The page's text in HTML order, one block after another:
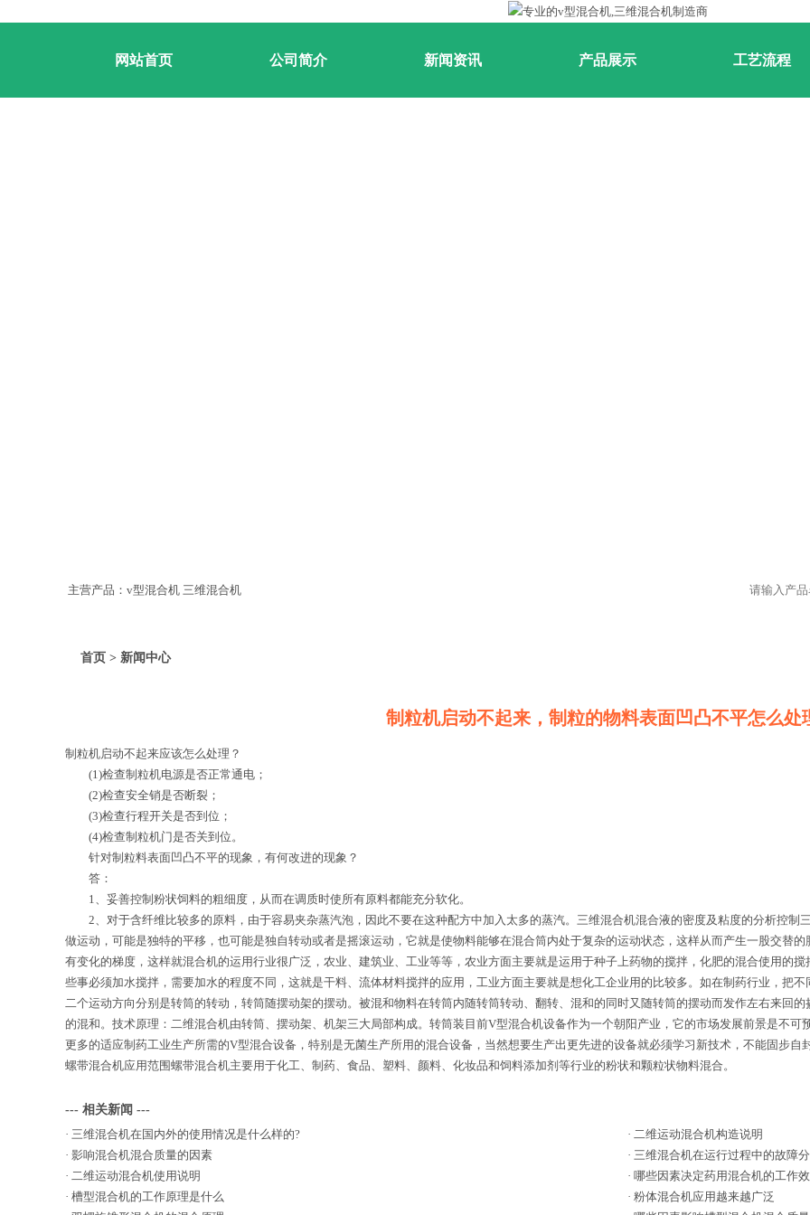
网站首页 公司简介 新闻资讯 产品展示 工艺流程
主营产品：v型混合机 三维混合机
首页 > 新闻中心
制粒机启动不起来，制粒的物料表面凹凸不平怎么处
制粒机启动不起来应该怎么处理？
(1)检查制粒机电源是否正常通电；
(2)检查安全销是否断裂；
(3)检查行程开关是否到位；
(4)检查制粒机门是否关到位。
针对制粒料表面凹凸不平的现象，有何改进的现象？
答：
1、妥善控制粉状饲料的粗细度，从而在调质时使所有原料都能充分软化。
2、对于含纤维比较多的原料，由于容易夹杂蒸汽泡，因此不要在这种配方中加入太多的蒸汽。三维混合机混合液的密度及粘度的分析控制
做运动，可能是独特的平移，也可能是独自转动或者是摇滚运动，它就是使物料能够在混合筒内处于复杂的运动状态，这样从而产生一股交替
有变化的梯度，这样就混合机的运用行业很广泛，农业、建筑业、工业等等，农业方面主要就是运用于种子上药物的搅拌，化肥的混合使用的
些事必须加水搅拌，需要加水的程度不同，这就是干料、流体材料搅拌的应用，工业方面主要就是想化工企业用的比较多。如在制药行业，把
二个运动方向分别是转筒的转动，转筒随摆动架的摆动。被混和物料在转筒内随转筒转动、翻转、混和的同时又随转筒的摆动而发作左右来回
的混和。技术原理：二维混合机由转筒、摆动架、机架三大局部构成。转筒装目前V型混合机设备作为一个朝阳产业，它的市场发展前景是不
更多的适应制药工业生产所需的V型混合设备，特别是无菌生产所用的混合设备，当然想要生产出更先进的设备就必须学习新技术，不能固步
螺带混合机应用范围螺带混合机主要用于化工、制药、食品、塑料、颜料、化妆品和饲料添加剂等行业的粉状和颗粒状物料混合。
--- 相关新闻 ---
· 三维混合机在国内外的使用情况是什么样的? · 二维运动混合机构造说明
· 影响混合机混合质量的因素 · 三维混合机在运行过程中的故障
· 二维运动混合机使用说明 · 哪些因素决定药用混合机的工作
· 槽型混合机的工作原理是什么 · 粉体混合机应用越来越广泛